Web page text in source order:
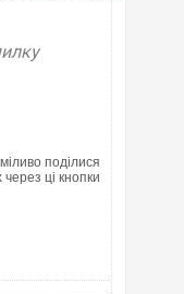
поділися
ці кнопки